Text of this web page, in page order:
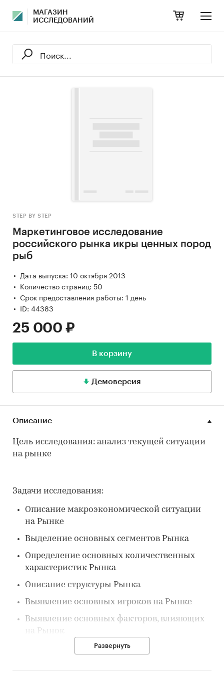
МАГАЗИН
ИССЛЕДОВАНИЙ
STEP BY STEP
Маркетинговое исследование
российского рынка икры ценных пород
рыб
Дата выпуска: 10 октября 2013
Количество страниц: 50
Срок предоставления работы: 1 день
ID: 44383
25 000 ₽
В корзину
Демоверсия
Описание
Цель исследования: анализ текущей ситуации
на рынке
Задачи исследования:
Описание макроэкономической ситуации
на Рынке
Выделение основных сегментов Рынка
Определение основных количественных
характеристик Рынка
Описание структуры Рынка
Выявление основных игроков на Рынке
Выявление основных факторов, влияющих
на Рынок
Выявление основных тенденций Рынка
Развернуть